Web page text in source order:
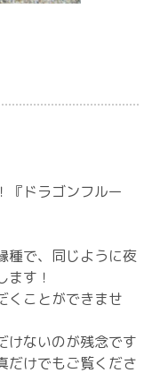
『ドラゴンフルー
種で、同じように夜
す！
くことができませ
けないのが残念です
だけでもご覧くださ